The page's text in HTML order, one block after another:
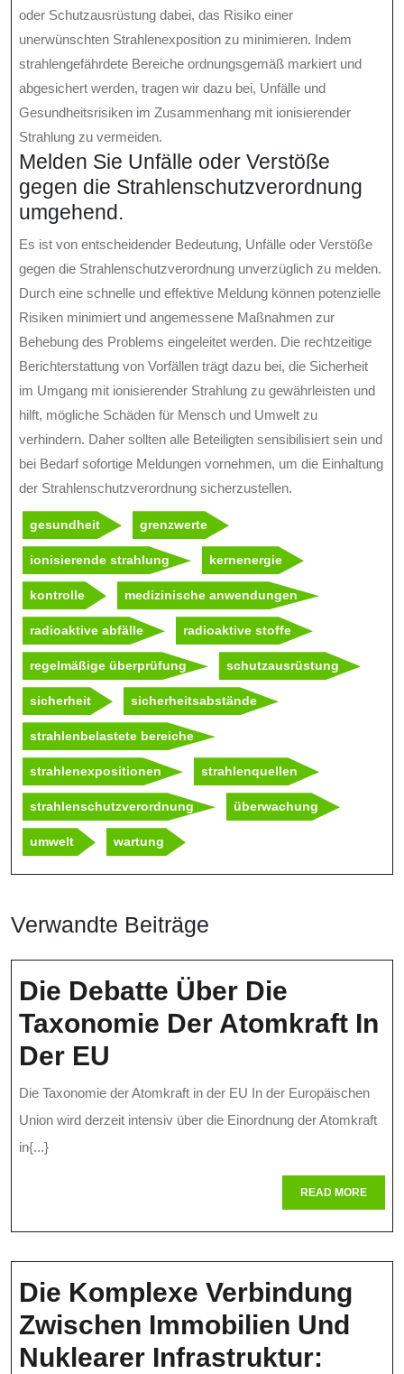
oder Schutzausrüstung dabei, das Risiko einer
unerwünschten Strahlenexposition zu minimieren. Indem
strahlengefährdete Bereiche ordnungsgemäß markiert und
abgesichert werden, tragen wir dazu bei, Unfälle und
Gesundheitsrisiken im Zusammenhang mit ionisierender
Strahlung zu vermeiden.
Melden Sie Unfälle oder Verstöße
gegen die Strahlenschutzverordnung
umgehend.
Es ist von entscheidender Bedeutung, Unfälle oder Verstöße
gegen die Strahlenschutzverordnung unverzüglich zu melden.
Durch eine schnelle und effektive Meldung können potenzielle
Risiken minimiert und angemessene Maßnahmen zur
Behebung des Problems eingeleitet werden. Die rechtzeitige
Berichterstattung von Vorfällen trägt dazu bei, die Sicherheit
im Umgang mit ionisierender Strahlung zu gewährleisten und
hilft, mögliche Schäden für Mensch und Umwelt zu
verhindern. Daher sollten alle Beteiligten sensibilisiert sein und
bei Bedarf sofortige Meldungen vornehmen, um die Einhaltung
der Strahlenschutzverordnung sicherzustellen.
gesundheit grenzwerte
ionisierende strahlung kernenergie
kontrolle medizinische anwendungen
radioaktive abfälle radioaktive stoffe
regelmäßige überprüfung schutzausrüstung
sicherheit sicherheitsabstände
strahlenbelastete bereiche
strahlenexpositionen strahlenquellen
strahlenschutzverordnung überwachung
umwelt wartung
Verwandte Beiträge
Die Debatte Über Die
Taxonomie Der Atomkraft In
Der EU
Debatte
Über
In
Der
EU
Die Taxonomie der Atomkraft in der EU In der Europäischen
Union wird derzeit intensiv über die Einordnung der Atomkraft
in{...}
READ MOREREAD
MORE
Die Komplexe Verbindung
Zwischen Immobilien Und
Nuklearer Infrastruktur: